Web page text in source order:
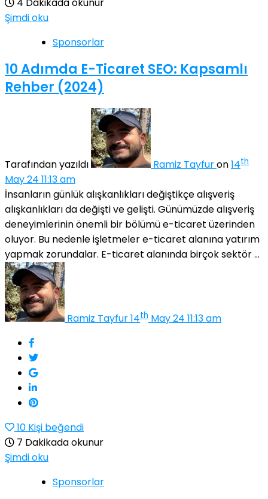
Şimdi oku
Sponsorlar
10 Adımda E-Ticaret SEO: Kapsamlı
Rehber (2024)
Tarafından yazıldı Ramiz Tayfuron14th
May 24 11:13 am
İnsanların günlük alışkanlıkları değiştikçe alışveriş
alışkanlıkları da değişti ve gelişti. Günümüzde alışveriş
deneyimlerinin önemli bir bölümü e-ticaret üzerinden
oluyor. Bu nedenle işletmeler e-ticaret alanına yatırım
yapmak zorundalar. E-ticaret alanında birçok sektör ...
Ramiz Tayfur14th May 24 11:13 am
10 Kişi beğendi
7 Dakikada okunur
Şimdi oku
Sponsorlar